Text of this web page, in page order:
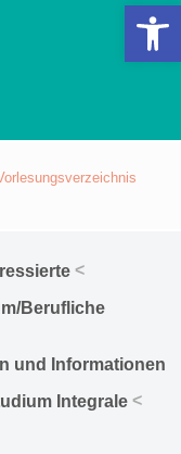
Berufliche
und Informationen
Integrale